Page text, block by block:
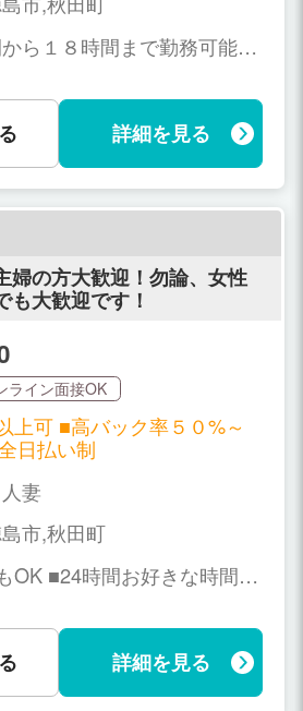
来ていない場合もございま
万以下で表示される場合は
だきます。
ら１８時間まで勤務可能！
していただくことが可能です
詳細を見る
婦の方大歓迎！勿論、女性
も大歓迎です！
ライン面接OK
上可 ■高バック率５０%～
日払い制
妻
市,秋田町
OK ■24時間お好きな時間で
詳細を見る